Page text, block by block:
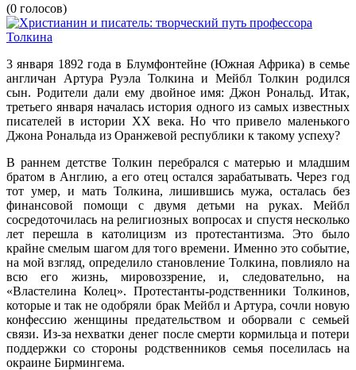
(0 голосов)
3 января 1892 года в Блумфонтейне (Южная Африка) в семье
англичан Артура Руэла Толкина и Мейбл Толкин родился
сын. Родители дали ему двойное имя: Джон Рональд. Итак,
третьего января началась история одного из самых известных
писателей в истории XX века. Но что привело маленького
Джона Рональда из Оранжевой республики к такому успеху?
В раннем детстве Толкин перебрался с матерью и младшим
братом в Англию, а его отец остался зарабатывать. Через год
тот умер, и мать Толкина, лишившись мужа, осталась без
финансовой помощи с двумя детьми на руках. Мейбл
сосредоточилась на религиозных вопросах и спустя несколько
лет перешла в католицизм из протестантизма. Это было
крайне смелым шагом для того времени. Именно это событие,
на мой взгляд, определило становление Толкина, повлияло на
всю его жизнь, мировоззрение, и, следовательно, на
«Властелина Колец». Протестанты-родственники Толкинов,
которые и так не одобряли брак Мейбл и Артура, сочли новую
конфессию женщины предательством и оборвали с семьей
связи. Из-за нехватки денег после смерти кормильца и потери
поддержки со стороны родственников семья поселилась на
окраине Бирмингема.